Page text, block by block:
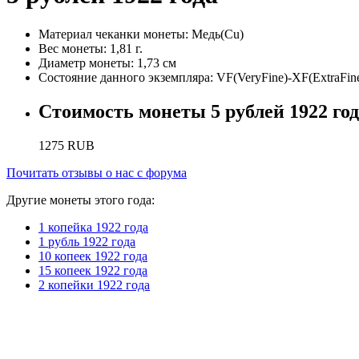
Материал чеканки монеты: Медь(Cu)
Вес монеты: 1,81 г.
Диаметр монеты: 1,73 см
Состояние данного экземпляра: VF(VeryFine)-
Стоимость монеты 5 рублей 1922
1275 RUB
Почитать отзывы о нас с форума
Другие монеты этого года:
1 копейка 1922 года
1 рубль 1922 года
10 копеек 1922 года
15 копеек 1922 года
2 копейки 1922 года